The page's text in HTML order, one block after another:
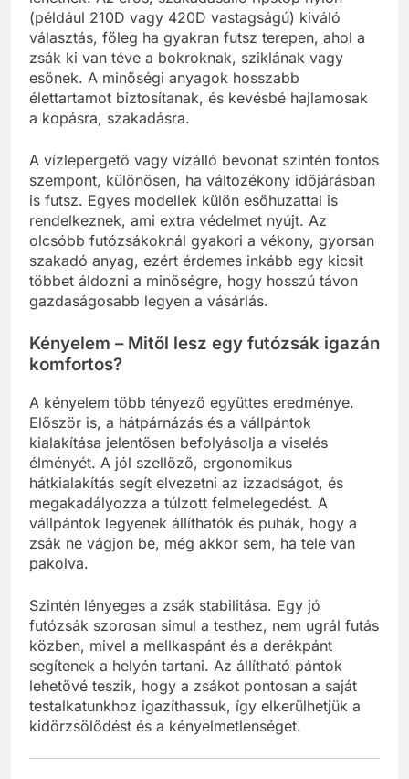
(például 210D vagy 420D vastagságú) kiváló
választás, főleg ha gyakran futsz terepen, ahol a
zsák ki van téve a bokroknak, sziklának vagy
esőnek. A minőségi anyagok hosszabb
élettartamot biztosítanak, és kevésbé hajlamosak
a kopásra, szakadásra.
A vízlepergető vagy vízálló bevonat szintén fontos
szempont, különösen, ha változékony időjárásban
is futsz. Egyes modellek külön esőhuzattal is
rendelkeznek, ami extra védelmet nyújt. Az
olcsóbb futózsákoknál gyakori a vékony, gyorsan
szakadó anyag, ezért érdemes inkább egy kicsit
többet áldozni a minőségre, hogy hosszú távon
gazdaságosabb legyen a vásárlás.
Kényelem – Mitől lesz egy futózsák igazán
komfortos?
A kényelem több tényező együttes eredménye.
Először is, a hátpárnázás és a vállpántok
kialakítása jelentősen befolyásolja a viselés
élményét. A jól szellőző, ergonomikus
hátkialakítás segít elvezetni az izzadságot, és
megakadályozza a túlzott felmelegedést. A
vállpántok legyenek állíthatók és puhák, hogy a
zsák ne vágjon be, még akkor sem, ha tele van
pakolva.
Szintén lényeges a zsák stabilitása. Egy jó
futózsák szorosan simul a testhez, nem ugrál futás
közben, mivel a mellkaspánt és a derékpánt
segítenek a helyén tartani. Az állítható pántok
lehetővé teszik, hogy a zsákot pontosan a saját
testalkatunkhoz igazíthassuk, így elkerülhetjük a
kidörzsölődést és a kényelmetlenséget.